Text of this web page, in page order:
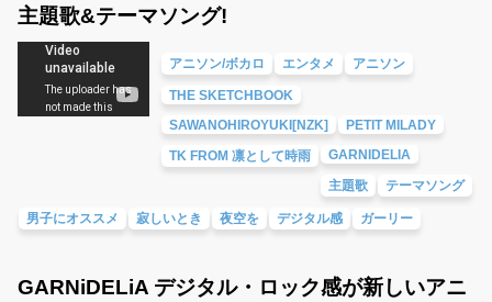
主題歌&テーマソング!
アニソン/ボカロ エンタメ アニソン
THE SKETCHBOOK
SAWANOHIROYUKI[NZK]
PETIT MILADY
TK FROM 凛として時雨
GARNIDELIA
主題歌
テーマソング
男子にオススメ 寂しいとき 夜空を デジタル感 ガーリー
GARNiDELiA デジタル・ロック感が新しいアニ